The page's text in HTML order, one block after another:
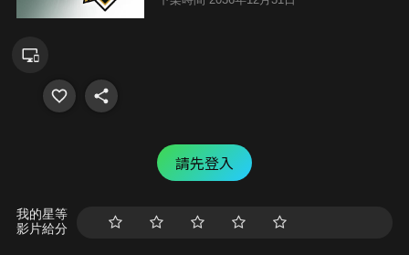
請先登入
我的星等
影片給分